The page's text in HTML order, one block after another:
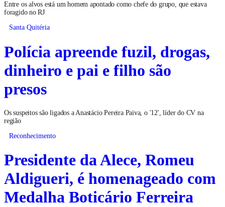
Entre os alvos está um homem apontado como chefe do grupo, que estava
foragido no RJ
Santa Quitéria
Polícia apreende fuzil, drogas,
dinheiro e pai e filho são
presos
Os suspeitos são ligados a Anastácio Pereira Paiva, o '12', líder do CV na
região
Reconhecimento
Presidente da Alece, Romeu
Aldigueri, é homenageado com
Medalha Boticário Ferreira